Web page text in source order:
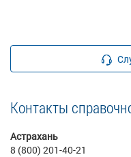
Контакты
Астрахань
8 (800) 201-40-21